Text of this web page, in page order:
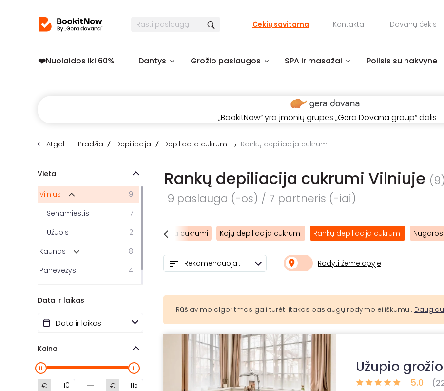
Čekių savitarna Kontaktai Dovanų čekis
❤️️Nuolaidos iki 60% Dantys Grožio paslaugos SPA ir masažai Poilsis su nakvyne
„BookitNow“ yra įmonių grupės „Gera Dovana group“ dalis
Atgal Pradžia Depiliacija Depiliacija cukrumi Rankų depiliacija cukrumi
Rankų depiliacija cukrumi Vilniuje (9)
9 paslauga (-os) / 7 partneris (-iai)
Bikini depiliacija cukrumi Pažastų depiliacija cukrumi Kojų depiliacija cukrumi Rankų depiliacija cukrumi
Vieta
Vilnius
9
Senamiestis
7
Užupis
2
Kaunas
8
Panevėžys
4
Data ir laikas
Kaina
€ €
Rekomenduojami Rodyti žemėlapyje
Rūšiavimo algoritmas gali turėti įtakos paslaugų rodymo eiliškumui.
Užupio
5.0